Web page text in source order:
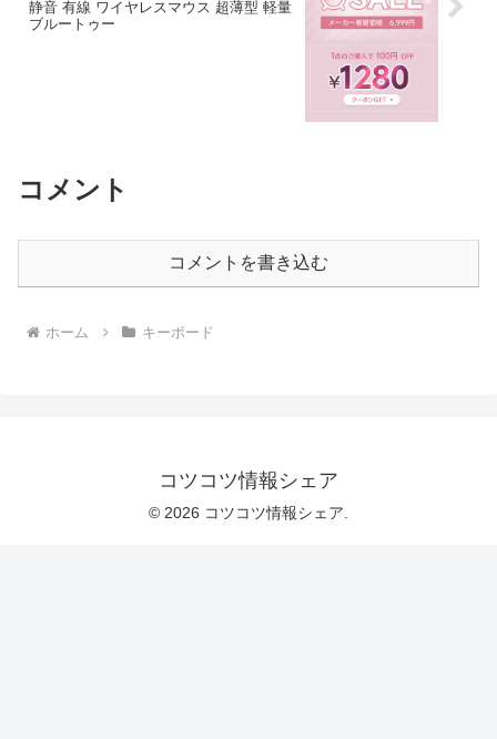
静音 有線 ワイヤレスマウス 超薄型 軽量
ブルートゥー
コメント
コメントを書き込む
ホーム キーボード
コツコツ情報シェア
© 2026 コツコツ情報シェア.